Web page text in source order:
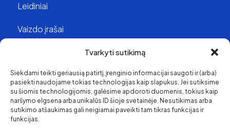
Tvarkyti sutikimą
Siekdami teikti geriausią patirtį, įrenginio informacijai saugoti ir (arba)
pasiekti naudojame tokias technologijas kaip slapukus. Jei sutiksime
su šiomis technologijomis, galėsime apdoroti duomenis, tokius kaip
naršymo elgsena arba unikalūs ID šioje svetainėje. Nesutikimas arba
sutikimo atšaukimas gali neigiamai paveikti tam tikras funkcijas ir
funkcijas.
Leidiniai
Vaizdo įrašai
Struktūra ir kontaktai
Apie mus
Svetainės medis